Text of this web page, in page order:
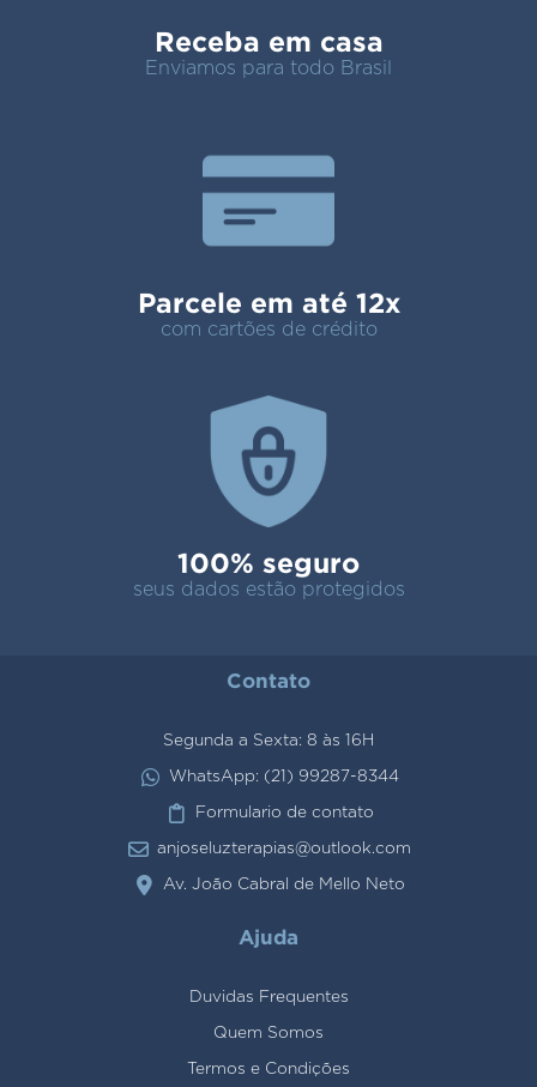
Receba em casa
Enviamos para todo Brasil
Parcele em até 12x
com cartões de crédito
100% seguro
seus dados estão protegidos
Contato
Segunda a Sexta: 8 às 16H
WhatsApp: (21) 99287-8344
Formulario de contato
anjoseluzterapias@outlook.com
Av. João Cabral de Mello Neto
Ajuda
Duvidas Frequentes
Quem Somos
Termos e Condições